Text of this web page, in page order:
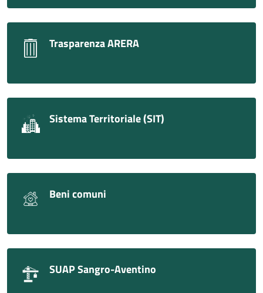
Trasparenza ARERA
Sistema Territoriale (SIT)
Beni comuni
SUAP Sangro-Aventino